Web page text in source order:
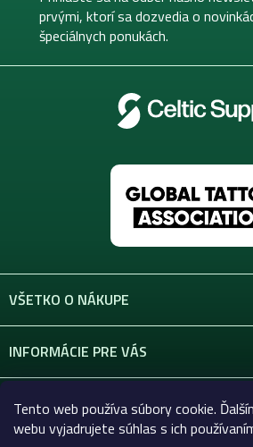
Tento web používa súbory cookie.
webu vyjadrujete súhlas s ich
prvými, ktorí sa dozvedia o
špeciálnych ponukách.
VŠETKO O NÁKUPE
INFORMÁCIE PRE VÁS
KONTAKT